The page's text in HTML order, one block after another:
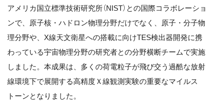
アメリカ国立標準技術研究所（NIST）との国際コラボレーショ
ンで、原子核・ハドロン物理分野だけでなく、原子・分子物
理分野や、X線天文衛星への搭載に向けTES検出器開発に携
わっている宇宙物理分野の研究者との分野横断チームで実施
しました。本成果は、多くの荷電粒子が飛び交う過酷な放射
線環境下で展開する高精度Ｘ線観測実験の重要なマイルス
トーンとなりました。